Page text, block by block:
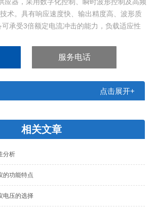
应器，采用数字化控制、瞬时波形控制及高频
术。具有响应速度快、输出精度高、波形质
承受3倍额定电流冲击的能力，负载适应性
尺寸设计，体积小，接口丰富，可直接安装
服务电话
点击展开+
相关文章
分析
的功能特点
电压的选择